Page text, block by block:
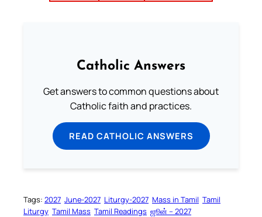
Catholic Answers
Get answers to common questions about
Catholic faith and practices.
READ CATHOLIC ANSWERS
Tags: 2027 June-2027 Liturgy-2027 Mass in Tamil Tamil
Liturgy Tamil Mass Tamil Readings ஜூன் – 2027